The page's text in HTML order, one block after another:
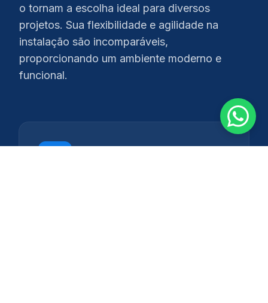
o tornam a escolha ideal para diversos
projetos. Sua flexibilidade e agilidade na
instalação são incomparáveis,
proporcionando um ambiente moderno e
funcional.